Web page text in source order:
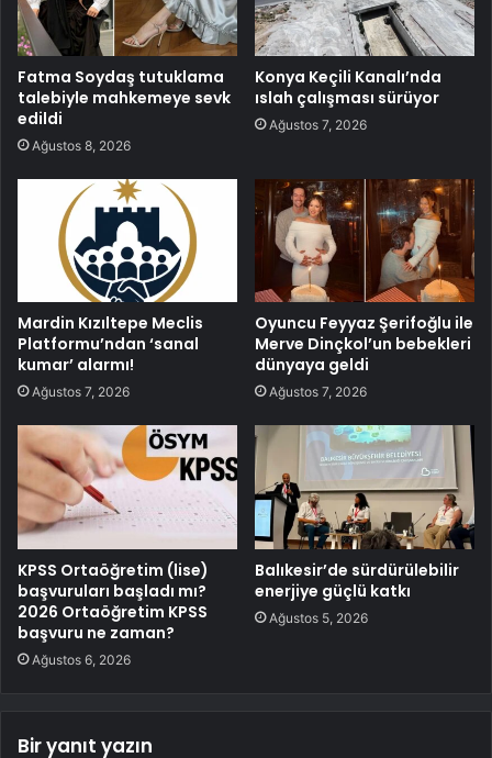
Fatma Soydaş tutuklama
talebiyle mahkemeye sevk
edildi
Ağustos 8, 2026
Konya Keçili Kanalı’nda
ıslah çalışması sürüyor
Ağustos 7, 2026
Mardin Kızıltepe Meclis
Platformu’ndan ‘sanal
kumar’ alarmı!
Ağustos 7, 2026
Oyuncu Feyyaz Şerifoğlu ile
Merve Dinçkol’un bebekleri
dünyaya geldi
Ağustos 7, 2026
KPSS Ortaöğretim (lise)
başvuruları başladı mı?
2026 Ortaöğretim KPSS
başvuru ne zaman?
Ağustos 6, 2026
Balıkesir’de sürdürülebilir
enerjiye güçlü katkı
Ağustos 5, 2026
Bir yanıt yazın